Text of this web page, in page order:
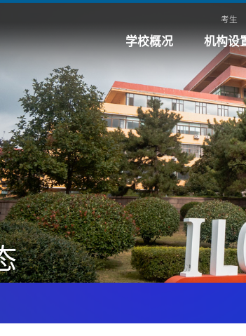
考生
学校概况 机构设